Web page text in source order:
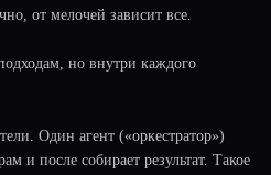
от мелочей зависит все.
но внутри каждого
Один агент («оркестратор»)
и после собирает результат. Такое